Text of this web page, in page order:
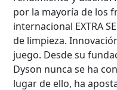
por la mayoría de los
internacional EXTRA
de limpieza.
juego. Desde su
Dyson nunca se ha
lugar de ello, ha